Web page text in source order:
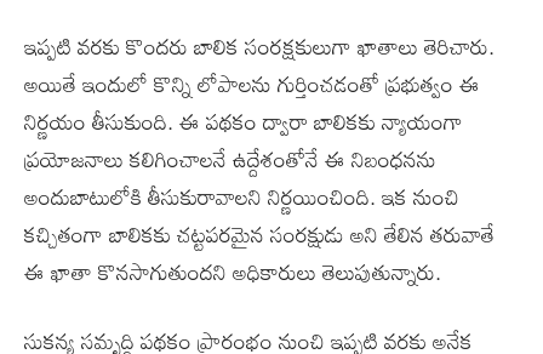
ఇప్పటి వరకు కొందరు బాలిక సంరక్షకులుగా ఖాతాలు తెరిచారు.
అయితే ఇందులో కొన్ని లోపాలను గుర్తించడంతో ప్రభుత్వం ఈ
నిర్ణయం తీసుకుంది. ఈ పథకం ద్వారా బాలికకు న్యాయంగా
ప్రయోజనాలు కలిగించాలనే ఉద్దేశంతోనే ఈ నిబంధనను
అందుబాటులోకి తీసుకురావాలని నిర్ణయించింది. ఇక నుంచి
కచ్చితంగా బాలికకు చట్టపరమైన సంరక్షుడు అని తేలిన తరువాతే
ఈ ఖాతా కొనసాగుతుందని అధికారులు తెలుపుతున్నారు.
సుకన్య సమృద్ధి పథకం ప్రారంభం నుంచి ఇప్పటి వరకు అనేక